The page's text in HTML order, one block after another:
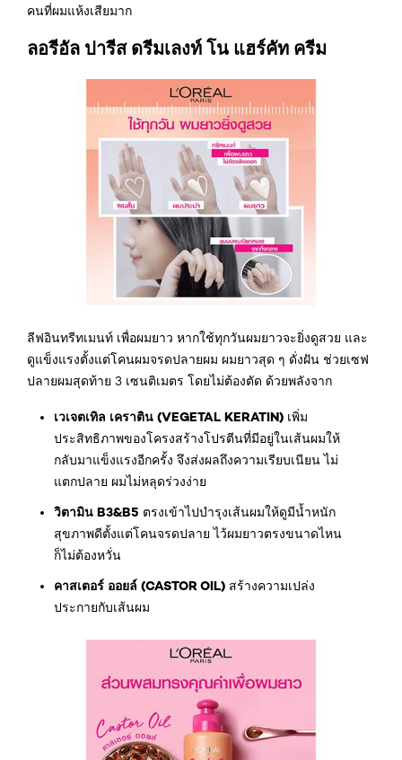
คนที่ผมแห้งเสียมาก
ลอรีอัล ปารีส ดรีมเลงท์ โน แฮร์คัท ครีม
ลีฟอินทรีทเมนท์ เพื่อผมยาว หากใช้ทุกวันผมยาวจะยิ่งดูสวย และ
ดูแข็งแรงตั้งแต่โคนผมจรดปลายผม ผมยาวสุด ๆ ดั่งฝัน ช่วยเซฟ
ปลายผมสุดท้าย 3 เซนติเมตร โดยไม่ต้องตัด ด้วยพลังจาก
เวเจตเทิล เคราติน (VEGETAL KERATIN) เพิ่ม
ประสิทธิภาพของโครงสร้างโปรตีนที่มีอยู่ในเส้นผมให้
กลับมาแข็งแรงอีกครั้ง จึงส่งผลถึงความเรียบเนียน ไม่
แตกปลาย ผมไม่หลุดร่วงง่าย
วิตามิน B3&B5 ตรงเข้าไปบำรุงเส้นผมให้ดูมีน้ำหนัก
สุขภาพดีตั้งแต่โคนจรดปลาย ไว้ผมยาวตรงขนาดไหน
ก็ไม่ต้องหวั่น
คาสเตอร์ ออยล์ (CASTOR OIL) สร้างความเปล่ง
ประกายกับเส้นผม